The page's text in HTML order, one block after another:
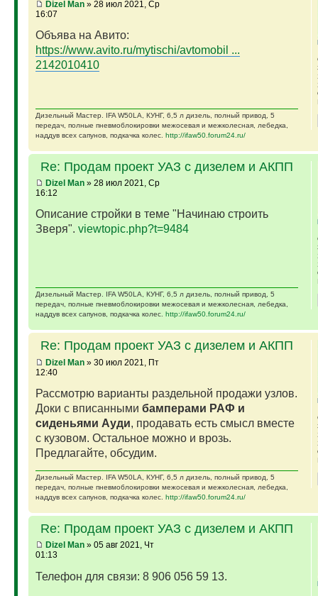
Dizel Man» 28 июл 2021, Ср
16:07
Объява на Авито:
https://www.avito.ru/mytischi/avtomobil ...
2142010410
Дизельный Мастер. IFA W50LA, КУНГ, 6,5 л дизель, полный привод, 5
передач, полные пневмоблокировки межосевая и межколесная, лебедка,
наддув всех сапунов, подкачка колес. http://ifaw50.forum24.ru/
Re: Продам проект УАЗ с дизелем и АКПП
Dizel Man» 28 июл 2021, Ср
16:12
Описание стройки в теме "Начинаю строить
Зверя". viewtopic.php?t=9484
Дизельный Мастер. IFA W50LA, КУНГ, 6,5 л дизель, полный привод, 5
передач, полные пневмоблокировки межосевая и межколесная, лебедка,
наддув всех сапунов, подкачка колес. http://ifaw50.forum24.ru/
Re: Продам проект УАЗ с дизелем и АКПП
Dizel Man» 30 июл 2021, Пт
12:40
Рассмотрю варианты раздельной продажи узлов.
Доки с вписанными бамперами РАФ и
сиденьями Ауди, продавать есть смысл вместе
с кузовом. Остальное можно и врозь.
Предлагайте, обсудим.
Дизельный Мастер. IFA W50LA, КУНГ, 6,5 л дизель, полный привод, 5
передач, полные пневмоблокировки межосевая и межколесная, лебедка,
наддув всех сапунов, подкачка колес. http://ifaw50.forum24.ru/
Re: Продам проект УАЗ с дизелем и АКПП
Dizel Man» 05 авг 2021, Чт
01:13
Телефон для связи: 8 906 056 59 13.